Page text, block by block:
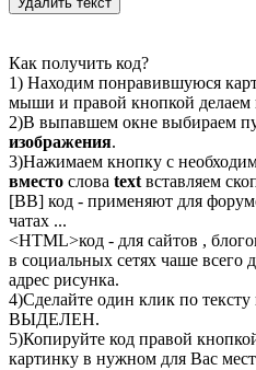
Как получить код?
1) Находим понравившуюся
мыши и правой кнопкой делаем
2)В выпавшем окне выбираем
изображения.
3)Нажимаем кнопку с
вместо слова text вставляем
[BB] код - применяют для
чатах ...
<HTML>код - для сайтов ,
в социальных сетях чаше всего
адрес рисунка.
4)Сделайте один клик по
ВЫДЕЛЕН.
5)Копируйте код правой
картинку в нужном для Вас